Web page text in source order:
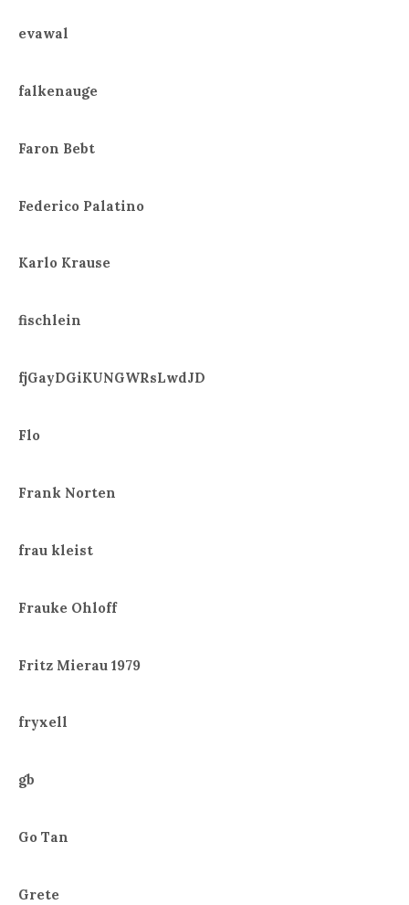
evawal
falkenauge
Faron Bebt
Federico Palatino
Karlo Krause
fischlein
fjGayDGiKUNGWRsLwdJD
Flo
Frank Norten
frau kleist
Frauke Ohloff
Fritz Mierau 1979
fryxell
gb
Go Tan
Grete